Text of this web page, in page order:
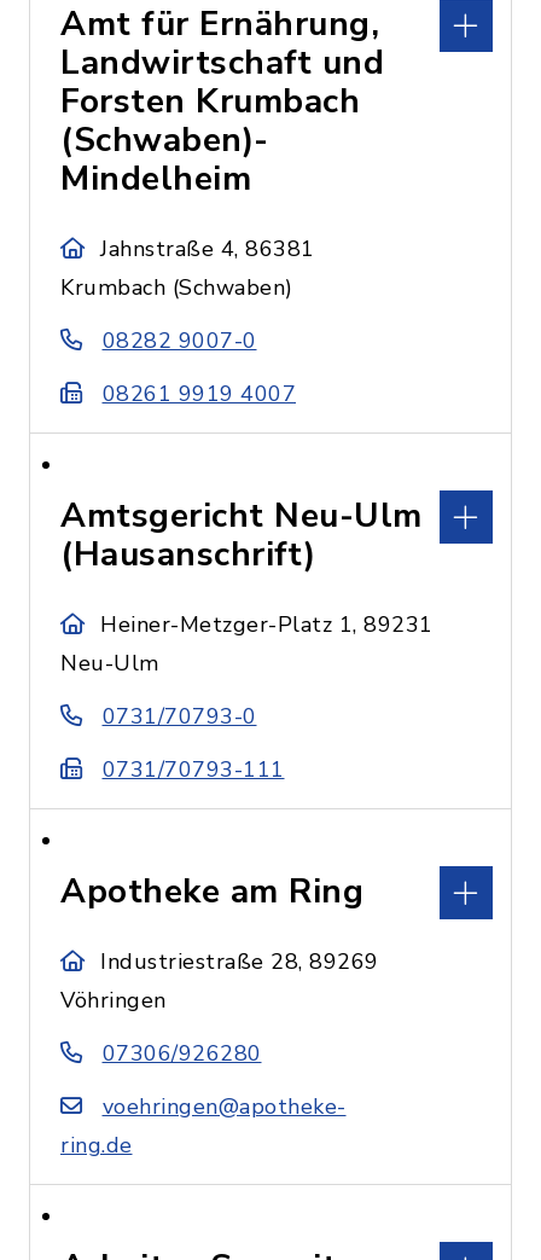
Amt für Ernährung,
Landwirtschaft und
Forsten Krumbach
(Schwaben)-
Mindelheim
Jahnstraße 4, 86381
Krumbach (Schwaben)
08282 9007-0
08261 9919 4007
Amtsgericht Neu-Ulm
(Hausanschrift)
Heiner-Metzger-Platz 1, 89231
Neu-Ulm
0731/70793-0
0731/70793-111
Apotheke am Ring
Industriestraße 28, 89269
Vöhringen
07306/926280
voehringen@apotheke-
ring.de